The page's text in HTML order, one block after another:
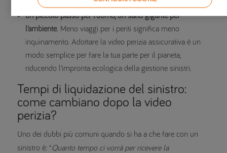
chiara
un piccolo passo per l’uomo, un salto gigante per
l’ambiente. Meno viaggi per i periti significa meno
inquinamento. Adottare la video perizia assicurativa è un
modo semplice per fare la tua parte per il pianeta,
riducendo l’impronta ecologica della gestione sinistri.
Tempi di liquidazione del sinistro:
come cambiano dopo la video
perizia?
Uno dei dubbi più comuni quando si ha a che fare con un
sinistro è: “Quanto tempo ci vorrà per ricevere la